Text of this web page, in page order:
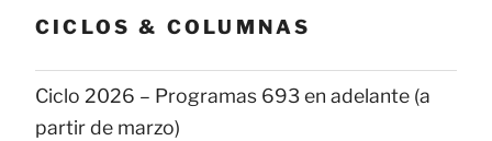
CICLOS & COLUMNAS
Ciclo 2026 – Programas 693 en adelante (a
partir de marzo)